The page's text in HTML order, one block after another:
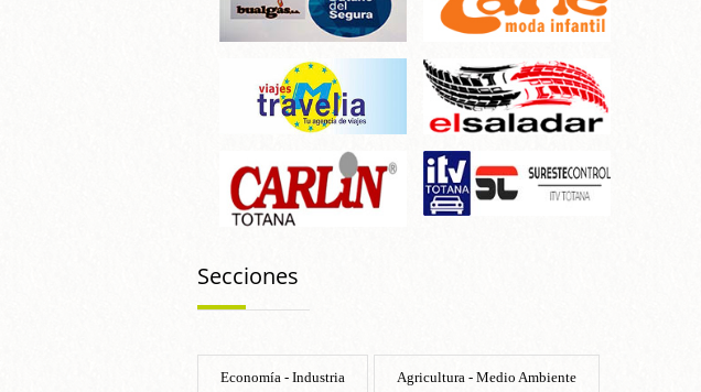
Secciones
Economía - Industria Agricultura - Medio Ambiente